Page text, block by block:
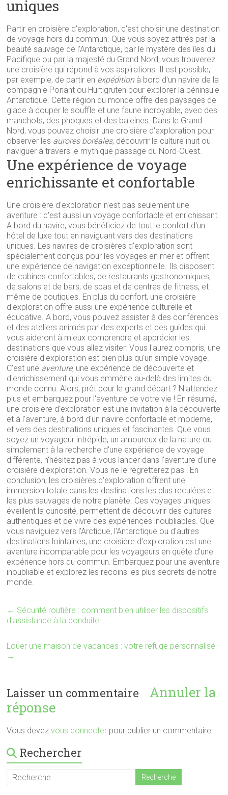
uniques
Partir en croisière d'exploration, c'est choisir une destination
de voyage hors du commun. Que vous soyez attirés par la
beauté sauvage de l'Antarctique, par le mystère des îles du
Pacifique ou par la majesté du Grand Nord, vous trouverez
une croisière qui répond à vos aspirations. Il est possible,
par exemple, de partir en expédition à bord d'un navire de la
compagnie Ponant ou Hurtigruten pour explorer la péninsule
Antarctique. Cette région du monde offre des paysages de
glace à couper le souffle et une faune incroyable, avec des
manchots, des phoques et des baleines. Dans le Grand
Nord, vous pouvez choisir une croisière d'exploration pour
observer les aurores boréales, découvrir la culture inuit ou
naviguer à travers le mythique passage du Nord-Ouest.
Une expérience de voyage
enrichissante et confortable
Une croisière d'exploration n'est pas seulement une
aventure : c'est aussi un voyage confortable et enrichissant.
A bord du navire, vous bénéficiez de tout le confort d'un
hôtel de luxe tout en naviguant vers des destinations
uniques. Les navires de croisières d'exploration sont
spécialement conçus pour les voyages en mer et offrent
une expérience de navigation exceptionnelle. Ils disposent
de cabines confortables, de restaurants gastronomiques,
de salons et de bars, de spas et de centres de fitness, et
même de boutiques. En plus du confort, une croisière
d'exploration offre aussi une expérience culturelle et
éducative. A bord, vous pouvez assister à des conférences
et des ateliers animés par des experts et des guides qui
vous aideront à mieux comprendre et apprécier les
destinations que vous allez visiter. Vous l'aurez compris, une
croisière d'exploration est bien plus qu'un simple voyage.
C'est une aventure, une expérience de découverte et
d'enrichissement qui vous emmène au-delà des limites du
monde connu. Alors, prêt pour le grand départ ? N'attendez
plus et embarquez pour l'aventure de votre vie ! En résumé,
une croisière d'exploration est une invitation à la découverte
et à l'aventure, à bord d'un navire confortable et moderne,
et vers des destinations uniques et fascinantes. Que vous
soyez un voyageur intrépide, un amoureux de la nature ou
simplement à la recherche d'une expérience de voyage
différente, n'hésitez pas à vous lancer dans l'aventure d'une
croisière d'exploration. Vous ne le regretterez pas ! En
conclusion, les croisières d'exploration offrent une
immersion totale dans les destinations les plus reculées et
les plus sauvages de notre planète. Ces voyages uniques
éveillent la curiosité, permettent de découvrir des cultures
authentiques et de vivre des expériences inoubliables. Que
vous naviguiez vers l'Arctique, l'Antarctique ou d'autres
destinations lointaines, une croisière d'exploration est une
aventure incomparable pour les voyageurs en quête d'une
expérience hors du commun. Embarquez pour une aventure
inoubliable et explorez les recoins les plus secrets de notre
monde.
← Sécurité routière : comment bien utiliser les dispositifs
d’assistance à la conduite
Louer une maison de vacances : votre refuge personnalisé
→
Laisser un commentaire
Annuler la
réponse
Vous devezvous connecter pour publier un commentaire.
Rechercher